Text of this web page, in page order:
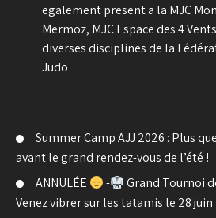
egalement present a la MJC
Mermoz, MJC Espace des 4
diverses disciplines de la
Judo
Summer Camp AJJ 2026 : Plus
avant le grand rendez-vous de l’été !
ANNULÉE
-
Grand Tournoi
Venez vibrer sur les tatamis le 28 juin